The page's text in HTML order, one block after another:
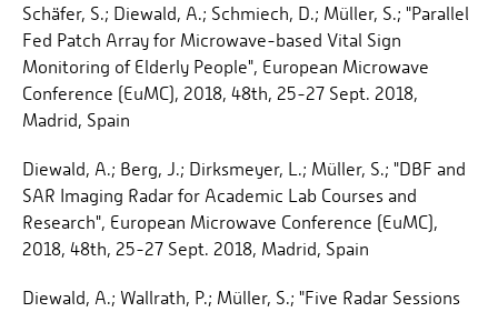
Schäfer, S.; Diewald, A.; Schmiech, D.; Müller, S.; "Parallel
Fed Patch Array for Microwave-based Vital Sign
Monitoring of Elderly People", European Microwave
Conference (EuMC), 2018, 48th, 25-27 Sept. 2018,
Madrid, Spain
Diewald, A.; Berg, J.; Dirksmeyer, L.; Müller, S.; "DBF and
SAR Imaging Radar for Academic Lab Courses and
Research", European Microwave Conference (EuMC),
2018, 48th, 25-27 Sept. 2018, Madrid, Spain
Diewald, A.; Wallrath, P.; Müller, S.; "Five Radar Sessions